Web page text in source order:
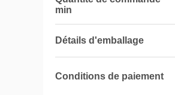
min
Détails d'emballage
Conditions de paiement